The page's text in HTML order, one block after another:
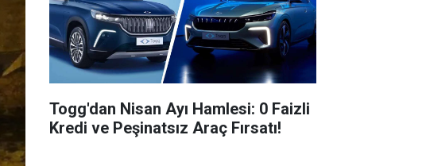
Togg'dan Nisan Ayı Hamlesi: 0 Faizli
Kredi ve Peşinatsız Araç Fırsatı!